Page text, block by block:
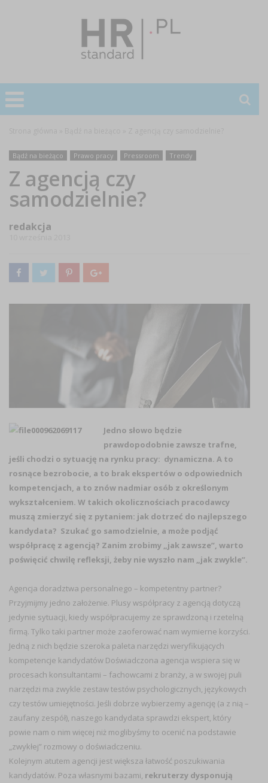
Bądź na bieżąco Prawo pracy Pressroom Trendy
Z agencją czy
samodzielnie?
redakcja
Jedno słowo będzie
prawdopodobnie zawsze trafne,
jeśli chodzi o sytuację na rynku pracy: dynamiczna. A to
rosnące bezrobocie, a to brak ekspertów o odpowiednich
kompetencjach, a to znów nadmiar osób z określonym
wykształceniem. W takich okolicznościach pracodawcy
muszą zmierzyć się z pytaniem: jak dotrzeć do najlepszego
kandydata? Szukać go samodzielnie, a może podjąć
współpracę z agencją? Zanim zrobimy „jak zawsze”, warto
poświęcić chwilę refleksji, żeby nie wyszło nam „jak zwykle”.
Agencja doradztwa personalnego – kompetentny partner?
Przyjmijmy jedno założenie. Plusy współpracy z agencją dotyczą
jedynie sytuacji, kiedy współpracujemy ze sprawdzoną i rzetelną
firmą. Tylko taki partner może zaoferować nam wymierne korzyści.
Jedną z nich będzie szeroka paleta narzędzi weryfikujących
kompetencje kandydatów Doświadczona agencja wspiera się w
procesach konsultantami – fachowcami z branży, a w swojej puli
narzędzi ma zwykle zestaw testów psychologicznych, językowych
czy testów umiejętności. Jeśli dobrze wybierzemy agencję (a z nią –
zaufany zespół), naszego kandydata sprawdzi ekspert, który
powie nam o nim więcej niż moglibyśmy to ocenić na podstawie
„zwykłej” rozmowy o doświadczeniu.
Kolejnym atutem agencji jest większa łatwość poszukiwania
kandydatów. Poza własnymi bazami, rekruterzy dysponują